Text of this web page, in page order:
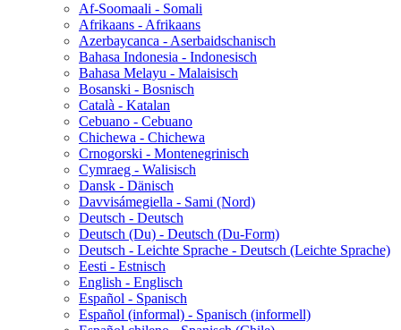
Af-Soomaali - Somali
Afrikaans - Afrikaans
Azerbaycanca - Aserbaidschanisch
Bahasa Indonesia - Indonesisch
Bahasa Melayu - Malaisisch
Bosanski - Bosnisch
Català - Katalan
Cebuano - Cebuano
Chichewa - Chichewa
Crnogorski - Montenegrinisch
Cymraeg - Walisisch
Dansk - Dänisch
Davvisámegiella - Sami (Nord)
Deutsch - Deutsch
Deutsch (Du) - Deutsch (Du-Form)
Deutsch - Leichte Sprache - Deutsch (Leichte Sprache)
Eesti - Estnisch
English - Englisch
Español - Spanisch
Español (informal) - Spanisch (informell)